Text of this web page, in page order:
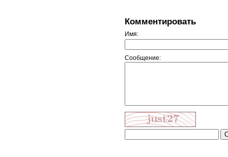
Комментировать
Имя:
Сообщение: